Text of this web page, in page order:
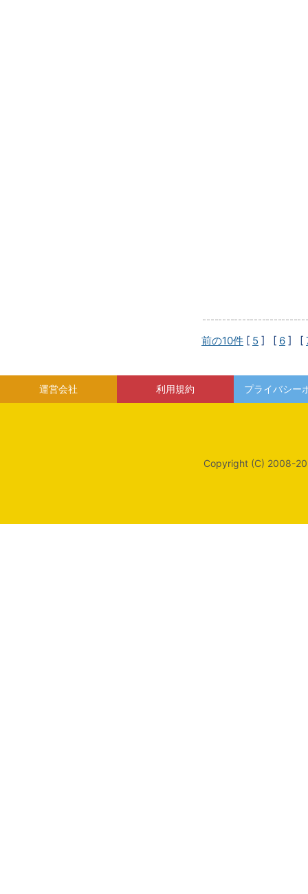
前の10件 [ 5 ] [ 6 ] [
運営会社 利用規約 プライバシー
Copyright (C) 2008-